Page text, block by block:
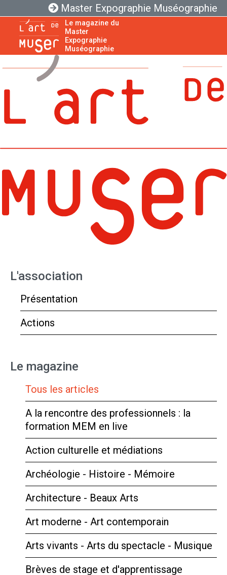
Master Expographie Muséographie
Le magazine du
Master
Expographie
Muséographie
L'association
Présentation
Actions
Le magazine
Tous les articles
A la rencontre des professionnels : la
formation MEM en live
Action culturelle et médiations
Archéologie - Histoire - Mémoire
Architecture - Beaux Arts
Art moderne - Art contemporain
Arts vivants - Arts du spectacle - Musique
Brèves de stage et d'apprentissage